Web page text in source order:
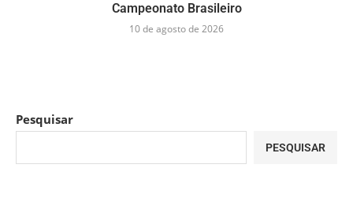
Campeonato Brasileiro
10 de agosto de 2026
Pesquisar
PESQUISAR